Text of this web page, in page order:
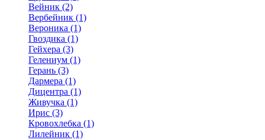
Вейник (2)
Вербейник (1)
Вероника (1)
Гвоздика (1)
Гейхера (3)
Гелениум (1)
Герань (3)
Дармера (1)
Дицентра (1)
Живучка (1)
Ирис (3)
Кровохлебка (1)
Лилейник (1)